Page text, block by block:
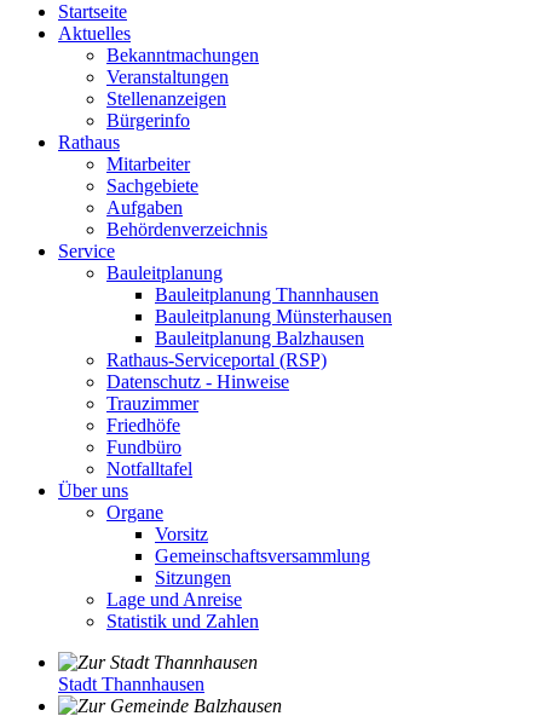
Startseite
Aktuelles
Bekanntmachungen
Veranstaltungen
Stellenanzeigen
Bürgerinfo
Rathaus
Mitarbeiter
Sachgebiete
Aufgaben
Behördenverzeichnis
Service
Bauleitplanung
Bauleitplanung Thannhausen
Bauleitplanung Münsterhausen
Bauleitplanung Balzhausen
Rathaus-Serviceportal (RSP)
Datenschutz - Hinweise
Trauzimmer
Friedhöfe
Fundbüro
Notfalltafel
Über uns
Organe
Vorsitz
Gemeinschaftsversammlung
Sitzungen
Lage und Anreise
Statistik und Zahlen
Stadt Thannhausen